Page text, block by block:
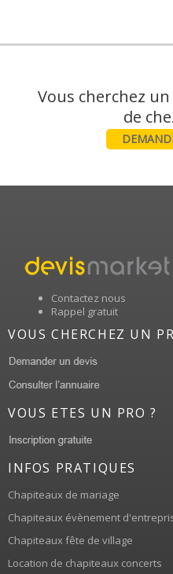
Vous cherchez
Contactez nous
Rappel gratuit
VOUS CHERCHEZ UN
VOUS ETES UN PRO ?
INFOS PRATIQUES
Chapiteaux de mariage
Chapiteaux évènement
Chapiteaux fête de village
Location de chapiteaux concerts